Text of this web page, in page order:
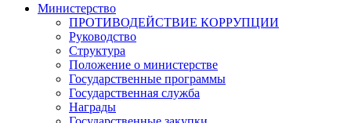
Министерство
ПРОТИВОДЕЙСТВИЕ КОРРУПЦИИ
Руководство
Структура
Положение о министерстве
Государственные программы
Государственная служба
Награды